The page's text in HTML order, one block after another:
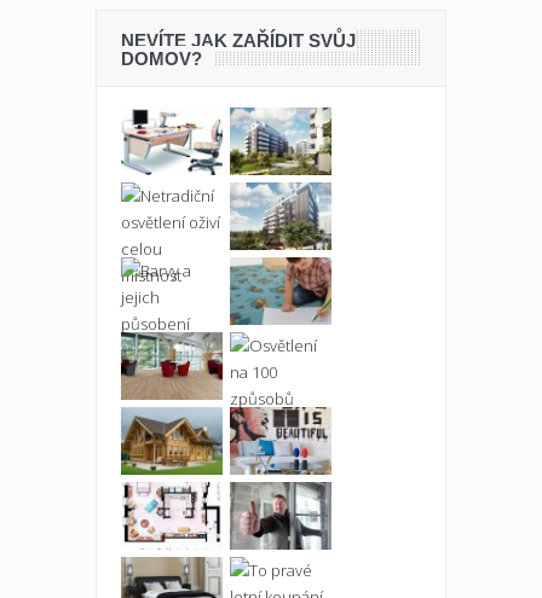
NEVÍTE JAK ZAŘÍDIT SVŮJ
DOMOV?